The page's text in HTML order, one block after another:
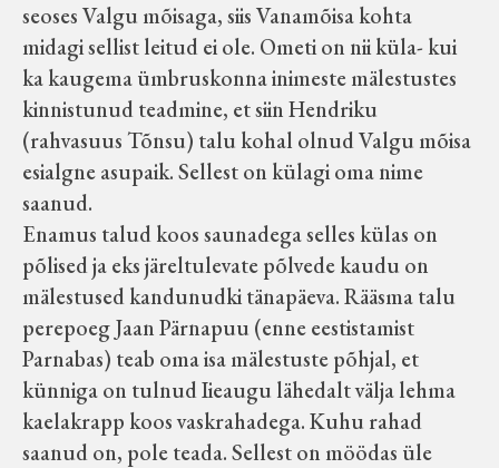
Tuletõrje
Õpperada
Muud koduloolist Velise mailt
Märjamaa ümbruse valdade
elanike nimekirjad seisuga
15.12.1938
Velise kultuuri ja hariduse selts
Virtuaalnäitused
seoses Valgu mõisaga, siis Vanamõisa kohta
midagi sellist leitud ei ole. Ometi on nii küla- kui
ka kaugema ümbruskonna inimeste mälestustes
kinnistunud teadmine, et siin Hendriku
(rahvasuus Tõnsu) talu kohal olnud Valgu mõisa
esialgne asupaik. Sellest on külagi oma nime
saanud.
Enamus talud koos saunadega selles külas on
põlised ja eks järeltulevate põlvede kaudu on
mälestused kandunudki tänapäeva. Rääsma talu
perepoeg Jaan Pärnapuu (enne eestistamist
Parnabas) teab oma isa mälestuste põhjal, et
künniga on tulnud Iieaugu lähedalt välja lehma
kaelakrapp koos vaskrahadega. Kuhu rahad
saanud on, pole teada. Sellest on möödas üle